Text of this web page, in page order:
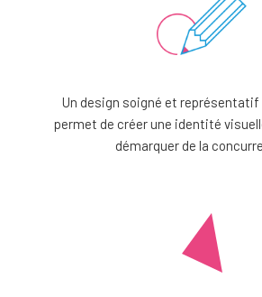
Un design soigné et représentatif
permet de créer une identité
démarquer de la